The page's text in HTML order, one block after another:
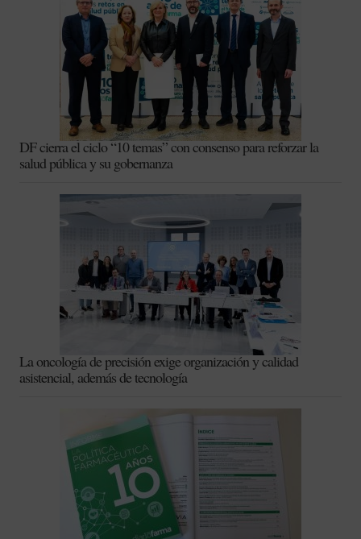
DF cierra el ciclo “10 temas” con consenso para reforzar la
salud pública y su gobernanza
La oncología de precisión exige organización y calidad
asistencial, además de tecnología